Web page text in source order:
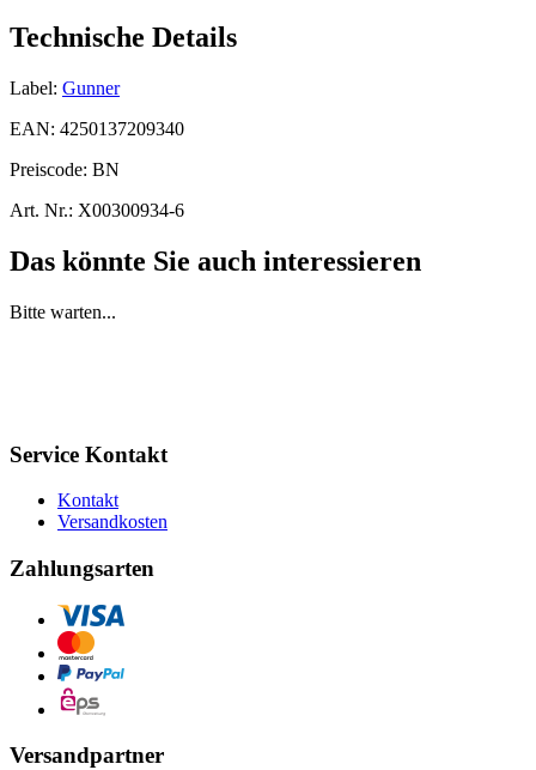
Technische Details
Label: Gunner
EAN: 4250137209340
Preiscode: BN
Art. Nr.: X00300934-6
Das könnte Sie auch interessieren
Bitte warten...
Service Kontakt
Kontakt
Versandkosten
Zahlungsarten
Versandpartner